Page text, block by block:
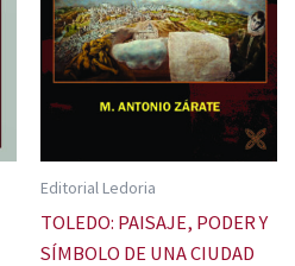
Editorial Ledoria
TOLEDO: PAISAJE, PODER Y
SÍMBOLO DE UNA CIUDAD